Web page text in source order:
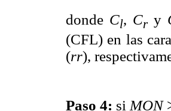
donde Cl, Cry
(CFL) en las
(rr),
Paso 4: siMON